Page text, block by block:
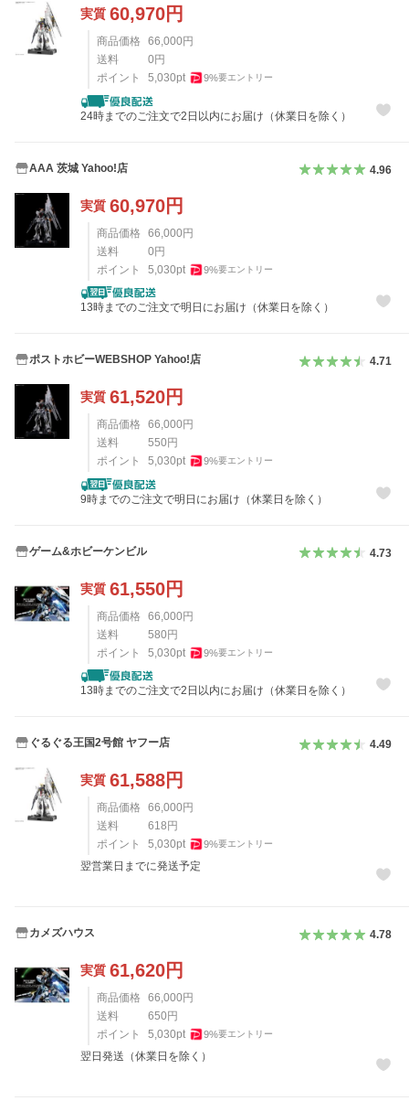
実質 60,970円
商品価格 66,000 円
送料
0 円
ポイント
5,030pt 9%要エントリー
24時までのご注文で2日以内にお届け（休業日を除く）
AAA 茨城 Yahoo!店 4.96
実質 60,970円
商品価格 66,000円
送料
0円
ポイント
5,030pt 9%要エントリー
13時までのご注文で明日にお届け（休業日を除く）
ポストホビーWEBSHOP Yahoo!店 4.71
実質 61,520円
商品価格 66,000 円
送料
550 円
ポイント
5,030pt 9%要エントリー
9時までのご注文で明日にお届け（休業日を除く）
ゲーム&ホビーケンビル 4.73
実質 61,550円
商品価格 66,000円
送料
580円
ポイント
5,030pt 9%要エントリー
13時までのご注文で2日以内にお届け（休業日を除く）
ぐるぐる王国2号館 ヤフー店 4.49
実質 61,588円
商品価格 66,000 円
送料
618 円
ポイント
5,030pt 9%要エントリー
翌営業日までに発送予定
カメズハウス 4.78
実質 61,620円
商品価格 66,000 円
送料
650 円
ポイント
5,030pt 9%要エントリー
翌日発送（休業日を除く）